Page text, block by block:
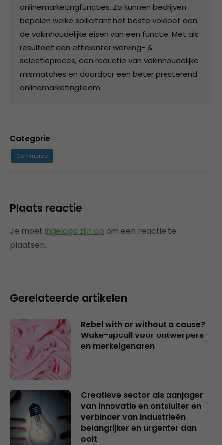
onlinemarketingfuncties. Zo kunnen bedrijven
bepalen welke sollicitant het beste voldoet aan
de vakinhoudelijke eisen van een functie. Met als
resultaat een efficiënter werving- &
selectieproces, een reductie van vakinhoudelijke
mismatches en daardoor een beter presterend
onlinemarketingteam.
Categorie
Commerce
Plaats reactie
Je moet ingelogd zijn op om een reactie te
plaatsen.
Gerelateerde artikelen
Rebel with or without a cause?
Wake-upcall voor ontwerpers
en merkeigenaren
Creatieve sector als aanjager
van innovatie en ontsluiter en
verbinder van industrieën
belangrijker en urgenter dan
ooit